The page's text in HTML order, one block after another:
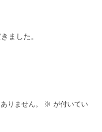
ました。
りません。 ※ が付いてい